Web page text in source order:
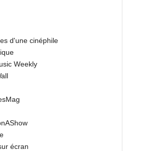
d'une cinéphile
Weekly
écran